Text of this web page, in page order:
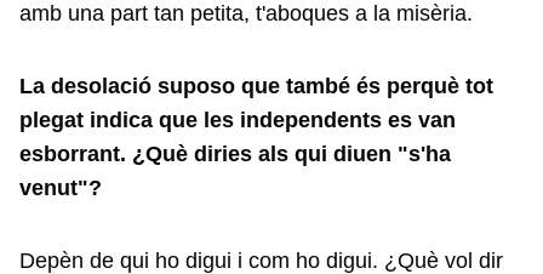
amb una part tan petita, t'aboques a la misèria.
La desolació suposo que també és perquè tot
plegat indica que les independents es van
esborrant. ¿Què diries als qui diuen "s'ha
venut"?
Depèn de qui ho digui i com ho digui. ¿Què vol dir